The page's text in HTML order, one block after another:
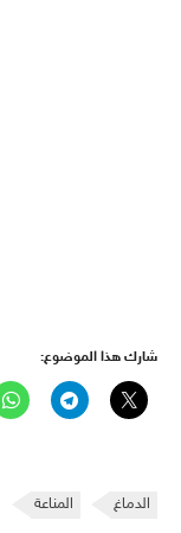
شارك هذا الموضوع:
الدماغ المناعة